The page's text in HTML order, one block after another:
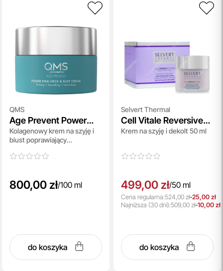
QMS
Age Prevent Power
Firm Neck And Bust
Cream
Kolagenowy krem na szyję i
biust poprawiający
800,00 zł/100 ml
do koszyka
Selvert Thermal
Cell Vitale Reversive
Anti Aging Neck and
Krem na szyję i dekolt 50 ml
499,00 zł/50 ml
Cena regularna:524,00 zł-25,00 zł
Najniższa (30 dni):509,00 zł-10,00 zł
do koszyka